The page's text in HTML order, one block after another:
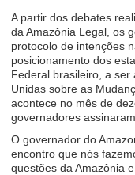
A partir dos debates
da Amazônia Legal, os
protocolo de intenções
posicionamento dos
Federal brasileiro, a
Unidas sobre as
acontece no mês de
governadores
O governador do
encontro que nós
questões da Amazônia